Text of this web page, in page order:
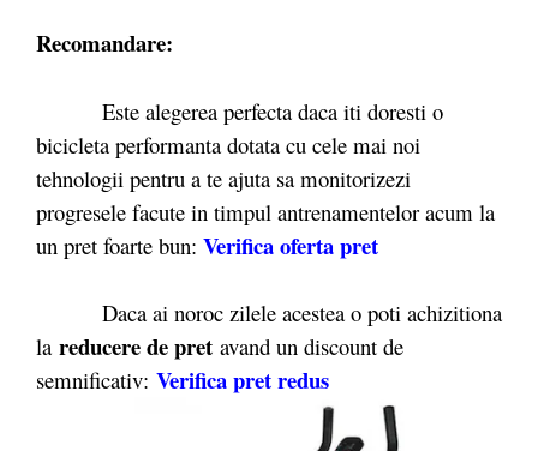
Recomandare:
Este alegerea perfecta daca iti doresti o
bicicleta performanta dotata cu cele mai noi
tehnologii pentru a te ajuta sa monitorizezi
progresele facute in timpul antrenamentelor acum la
un pret foarte bun: Verifica oferta pret
Daca ai noroc zilele acestea o poti achizitiona
la reducere de pret avand un discount de
semnificativ: Verifica pret redus